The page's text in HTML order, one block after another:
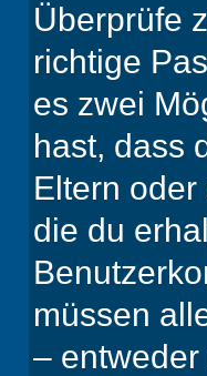
Überprüfe
richtige
es zwei
hast, dass
Eltern
die du
müssen
–